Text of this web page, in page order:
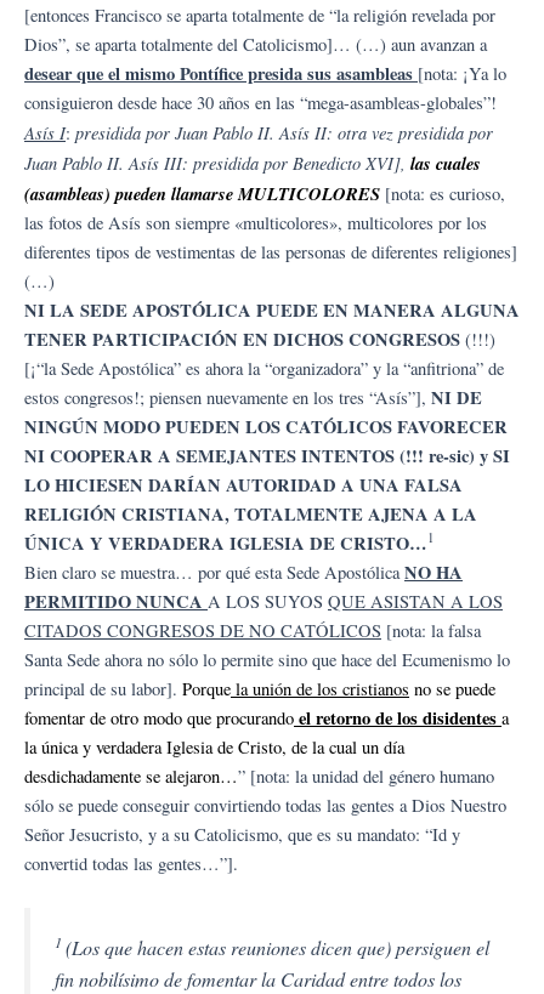
[entonces Francisco se aparta totalmente de “la religión revelada por
Dios”, se aparta totalmente del Catolicismo]… (…) aun avanzan a
desear que el mismo Pontífice presida sus asambleas [nota: ¡Ya lo
consiguieron desde hace 30 años en las “mega-asambleas-globales”!
Asís I: presidida por Juan Pablo II. Asís II: otra vez presidida por
Juan Pablo II. Asís III: presidida por Benedicto XVI], las cuales
(asambleas) pueden llamarse MULTICOLORES [nota: es curioso,
las fotos de Asís son siempre «multicolores», multicolores por los
diferentes tipos de vestimentas de las personas de diferentes religiones]
(…)
NI LA SEDE APOSTÓLICA PUEDE EN MANERA ALGUNA
TENER PARTICIPACIÓN EN DICHOS CONGRESOS (!!!)
[¡“la Sede Apostólica” es ahora la “organizadora” y la “anfitriona” de
estos congresos!; piensen nuevamente en los tres “Asís”], NI DE
NINGÚN MODO PUEDEN LOS CATÓLICOS FAVORECER
NI COOPERAR A SEMEJANTES INTENTOS (!!! re-sic) y SI
LO HICIESEN DARÍAN AUTORIDAD A UNA FALSA
RELIGIÓN CRISTIANA, TOTALMENTE AJENA A LA
ÚNICA Y VERDADERA IGLESIA DE CRISTO…1
Bien claro se muestra… por qué esta Sede ApostólicaNO HA
PERMITIDO NUNCA A LOS SUYOS QUE ASISTAN A LOS
CITADOS CONGRESOS DE NO CATÓLICOS [nota: la falsa
Santa Sede ahora no sólo lo permite sino que hace del Ecumenismo lo
principal de su labor]. Porque la unión de los cristianos no se puede
fomentar de otro modo que procurando el retorno de los disidentes a
la única y verdadera Iglesia de Cristo, de la cual un día
desdichadamente se alejaron…” [nota: la unidad del género humano
sólo se puede conseguir convirtiendo todas las gentes a Dios Nuestro
Señor Jesucristo, y a su Catolicismo, que es su mandato: “Id y
convertid todas las gentes…”].
1 (Los que hacen estas reuniones dicen que) persiguen el
fin nobilísimo de fomentar la Caridad entre todos los